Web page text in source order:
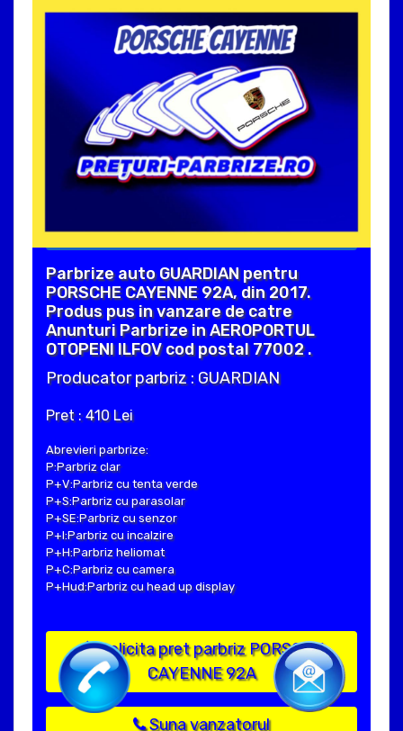
Parbrize auto GUARDIAN pentru
PORSCHE CAYENNE 92A, din 2017.
Produs pus in vanzare de catre
Anunturi Parbrize in AEROPORTUL
OTOPENI ILFOV cod postal 77002 .
Producator parbriz : GUARDIAN
Pret : 410 Lei
Abrevieri parbrize:
P:Parbriz clar
P+V:Parbriz cu tenta verde
P+S:Parbriz cu parasolar
P+SE:Parbriz cu senzor
P+I:Parbriz cu incalzire
P+H:Parbriz heliomat
P+C:Parbriz cu camera
P+Hud:Parbriz cu head up display
Solicita pret parbriz PORSCHE
CAYENNE 92A
Suna vanzatorul